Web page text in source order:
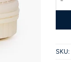
SKU: